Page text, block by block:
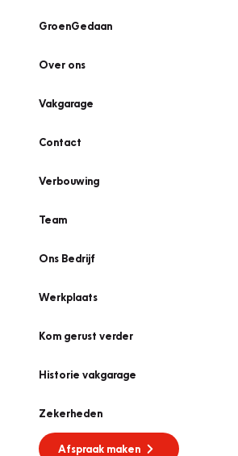
GroenGedaan
Over ons
Vakgarage
Contact
Verbouwing
Team
Ons Bedrijf
Werkplaats
Kom gerust verder
Historie vakgarage
Zekerheden
Afspraak maken